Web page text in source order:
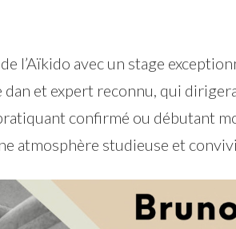
l’Aïkido avec un stage
dan et expert reconnu, qui
confirmé ou débutant
atmosphère studieuse et